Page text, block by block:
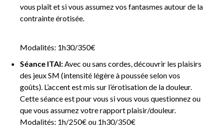
vous plaît et si vous assumez vos fantasmes autour de la
contrainte érotisée.
Modalités: 1h30/350€
Séance ITAI:Avec ou sans cordes, découvrir les plaisirs
des jeux SM (intensité légère à poussée selon vos
goûts). L’accent est mis sur l’érotisation de la douleur.
Cette séance est pour vous si vous vous questionnez ou
que vous assumez votre rapport plaisir/douleur.
Modalités: 1h/250€ ou 1h30/350€